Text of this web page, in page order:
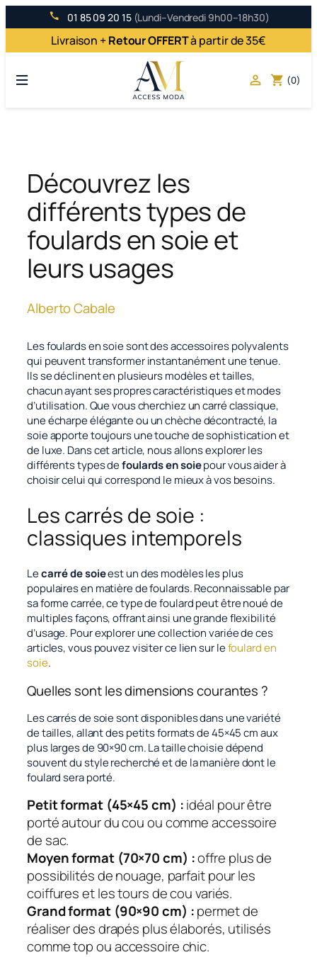
au
contenu
01 85 09 20 15 (Lundi–Vendredi 9h00–18h30)
Livraison +Retour OFFERTà partir de 35€
 shopping_cart (0)
Découvrez les
différents types de
foulards en soie et
leurs usages
Alberto Cabale
Les foulards en soie sont des accessoires polyvalents
qui peuvent transformer instantanément une tenue.
Ils se déclinent en plusieurs modèles et tailles,
chacun ayant ses propres caractéristiques et modes
d’utilisation. Que vous cherchiez un carré classique,
une écharpe élégante ou un chèche décontracté, la
soie apporte toujours une touche de sophistication et
de luxe. Dans cet article, nous allons explorer les
différents types defoulards en soiepour vous aider à
choisir celui qui correspond le mieux à vos besoins.
Les carrés de soie :
classiques intemporels
Lecarré de soieest un des modèles les plus
populaires en matière de foulards. Reconnaissable par
sa forme carrée, ce type de foulard peut être noué de
multiples façons, offrant ainsi une grande flexibilité
d’usage. Pour explorer une collection variée de ces
articles, vous pouvez visiter ce lien sur lefoulard en
soie.
Quelles sont les dimensions courantes ?
Les carrés de soie sont disponibles dans une variété
de tailles, allant des petits formats de 45×45 cm aux
plus larges de 90×90 cm. La taille choisie dépend
souvent du style recherché et de la manière dont le
foulard sera porté.
Petit format (45×45 cm) :idéal pour être
porté autour du cou ou comme accessoire
de sac.
Moyen format (70×70 cm) :offre plus de
possibilités de nouage, parfait pour les
coiffures et les tours de cou variés.
Grand format (90×90 cm) :permet de
réaliser des drapés plus élaborés, utilisés
comme top ou accessoire chic.